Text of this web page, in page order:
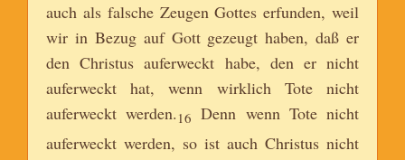
auch als falsche Zeugen Gottes erfunden, weil
wir in Bezug auf Gott gezeugt haben, daß er
den Christus auferweckt habe, den er nicht
auferweckt hat, wenn wirklich Tote nicht
auferweckt werden. 16 Denn wenn Tote nicht
auferweckt werden, so ist auch Christus nicht